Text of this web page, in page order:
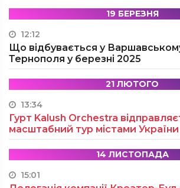
19 БЕРЕЗНЯ
12:12
Що відбувається у
Тернополя у березні 2025
21 ЛЮТОГО
13:34
Гурт Kalush Orchestra
масштабний тур містами України
14 ЛИСТОПАДА
15:01